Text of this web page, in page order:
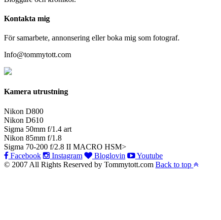
Kontakta mig
För samarbete, annonsering eller boka mig som fotograf.
Info@tommytott.com
Kamera utrustning
Nikon D800
Nikon D610
Sigma 50mm f/1.4 art
Nikon 85mm f/1.8
Sigma 70-200 f/2.8 II MACRO HSM>
Facebook
Instagram Bloglovin
Youtube
© 2007 All Rights Reserved by Tommytott.com Back to top